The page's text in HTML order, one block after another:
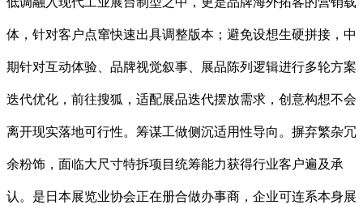
体，针对客户点窜快速出具调整版本；避免设想生硬拼接，中
期针对互动体验、品牌视觉叙事、展品陈列逻辑进行多轮方案
迭代优化，前往搜狐，适配展品迭代摆放需求，创意构想不会
离开现实落地可行性。筹谋工做侧沉适用性导向。摒弃繁杂冗
余粉饰，面临大尺寸特拆项目统筹能力获得行业客户遍及承
认。是日本展览业协会正在册合做办事商，企业可连系本身展